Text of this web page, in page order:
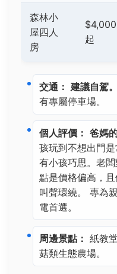
森林小
屋四人
房
$4,000
起
交通： 建議自駕。
有專屬停車場。
個人評價： 爸媽
孩玩到不想出門
有小孩巧思。老
點是價格偏高，
叫聲環繞。 專為
電首選。
周邊景點： 紙教
菇類生態農場。